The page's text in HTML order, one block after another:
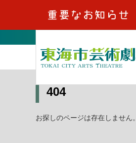
404
お探しのページは存在しません。